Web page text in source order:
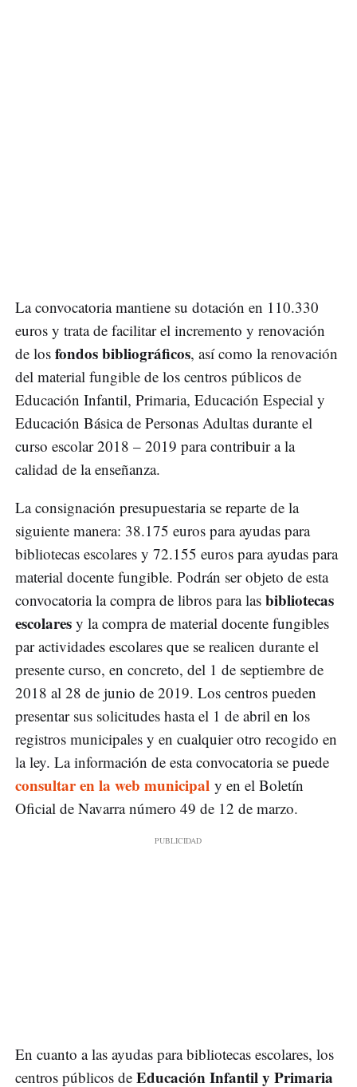
La convocatoria mantiene su dotación en 110.330
euros y trata de facilitar el incremento y renovación
de los fondos bibliográficos, así como la renovación
del material fungible de los centros públicos de
Educación Infantil, Primaria, Educación Especial y
Educación Básica de Personas Adultas durante el
curso escolar 2018 – 2019 para contribuir a la
calidad de la enseñanza.
La consignación presupuestaria se reparte de la
siguiente manera: 38.175 euros para ayudas para
bibliotecas escolares y 72.155 euros para ayudas para
material docente fungible. Podrán ser objeto de esta
convocatoria la compra de libros para las bibliotecas
escolares y la compra de material docente fungibles
par actividades escolares que se realicen durante el
presente curso, en concreto, del 1 de septiembre de
2018 al 28 de junio de 2019. Los centros pueden
presentar sus solicitudes hasta el 1 de abril en los
registros municipales y en cualquier otro recogido en
la ley. La información de esta convocatoria se puede
consultar en la web municipal y en el Boletín
Oficial de Navarra número 49 de 12 de marzo.
En cuanto a las ayudas para bibliotecas escolares, los
centros públicos de Educación Infantil y Primaria